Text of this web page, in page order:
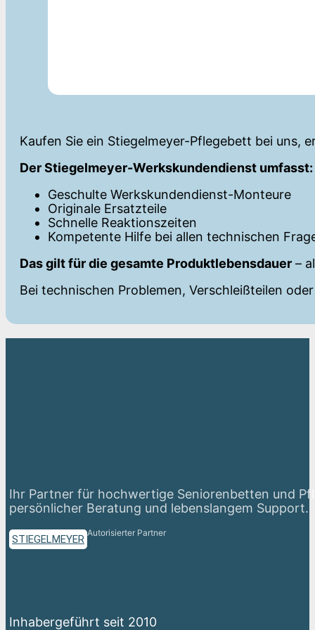
Kaufen Sie ein Stiegelmeyer-Pflegebett bei uns,
Der Stiegelmeyer-Werkskundendienst umfasst:
Geschulte Werkskundendienst-Monteure
Originale Ersatzteile
Schnelle Reaktionszeiten
Kompetente Hilfe bei allen technischen
Das gilt für die gesamte Produktlebensdauer –
Bei technischen Problemen, Verschleißteilen
Ihr Partner für hochwertige Seniorenbetten und
persönlicher Beratung und lebenslangem Support.
STIEGELMEYER
Autorisierter Partner
Inhabergeführt seit 2010